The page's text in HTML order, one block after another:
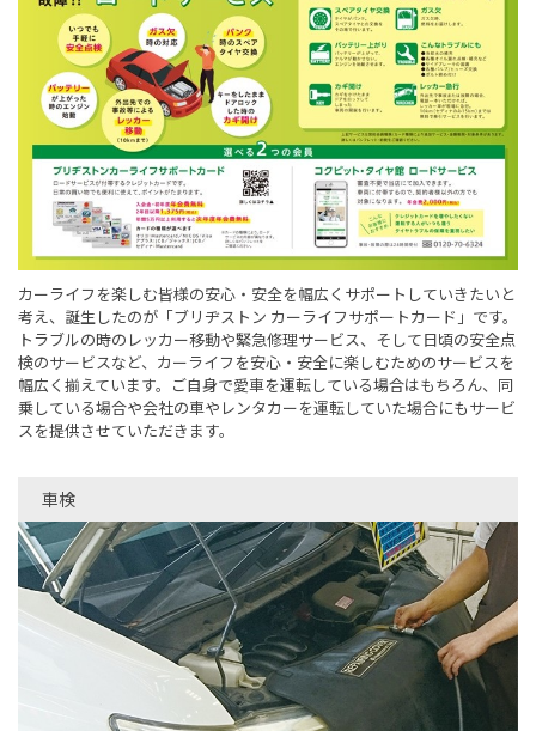
カーライフを楽しむ皆様の安心・安全を幅広くサポートしていきたいと
考え、誕生したのが「ブリヂストン カーライフサポートカード」です。
トラブルの時のレッカー移動や緊急修理サービス、そして日頃の安全点
検のサービスなど、カーライフを安心・安全に楽しむためのサービスを
幅広く揃えています。ご自身で愛車を運転している場合はもちろん、同
乗している場合や会社の車やレンタカーを運転していた場合にもサービ
スを提供させていただきます。
車検